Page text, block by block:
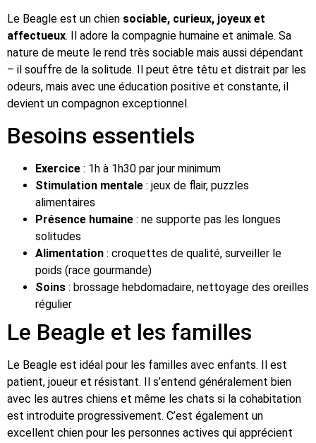
Le Beagle est un chien sociable, curieux, joyeux et
affectueux. Il adore la compagnie humaine et animale. Sa
nature de meute le rend très sociable mais aussi dépendant
– il souffre de la solitude. Il peut être têtu et distrait par les
odeurs, mais avec une éducation positive et constante, il
devient un compagnon exceptionnel.
Besoins essentiels
Exercice : 1h à 1h30 par jour minimum
Stimulation mentale : jeux de flair, puzzles
alimentaires
Présence humaine : ne supporte pas les longues
solitudes
Alimentation : croquettes de qualité, surveiller le
poids (race gourmande)
Soins : brossage hebdomadaire, nettoyage des oreilles
régulier
Le Beagle et les familles
Le Beagle est idéal pour les familles avec enfants. Il est
patient, joueur et résistant. Il s’entend généralement bien
avec les autres chiens et même les chats si la cohabitation
est introduite progressivement. C’est également un
excellent chien pour les personnes actives qui apprécient